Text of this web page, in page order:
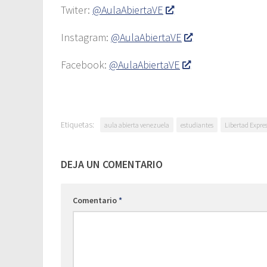
Twiter: @AulaAbiertaVE
Instagram: @AulaAbiertaVE
Facebook: @AulaAbiertaVE
Etiquetas: aula abierta venezuela estudiantes Libertad
DEJA UN COMENTARIO
Comentario*